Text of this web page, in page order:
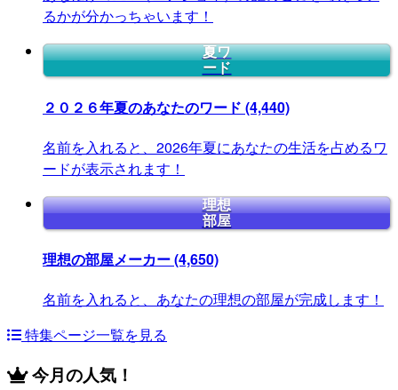
るかが分かっちゃいます！
夏ワ
ード
２０２６年夏のあなたのワード (4,440)
名前を入れると、2026年夏にあなたの生活を占めるワ
ードが表示されます！
理想
部屋
理想の部屋メーカー(4,650)
名前を入れると、あなたの理想の部屋が完成します！
特集ページ一覧を見る
今月の人気！